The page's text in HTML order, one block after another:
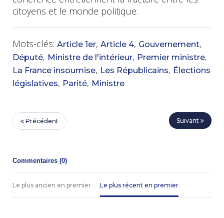
citoyens et le monde politique.
Mots-clés: Article 1er, Article 4, Gouvernement,
Député, Ministre de l'intérieur, Premier ministre,
La France insoumise, Les Républicains, Élections
législatives, Parité, Ministre
Précédent Suivant
Commentaires (0)
Le plus ancien en premier Le plus récent en premier